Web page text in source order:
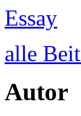
Essay
alle
Autor